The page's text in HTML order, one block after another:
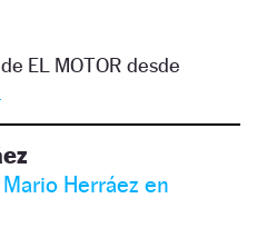
EL MOTOR desde
Herráez en